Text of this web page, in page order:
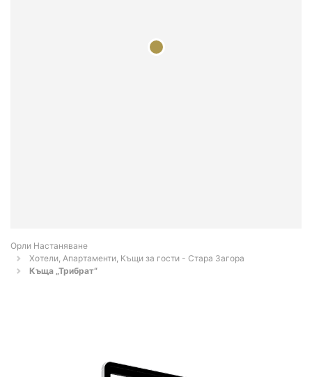
Орли Настаняване
Хотели, Апартаменти, Къщи за гости - Стара Загора
Къща „Трибрат“